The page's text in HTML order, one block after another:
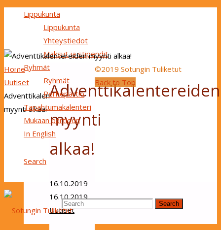
Lippukunta
Lippukunta
Yhteystiedot
Maksut ja stipendit
Ryhmät
Ryhmät
Perhepartio
Tapahtumakalenteri
Mukaan partioon
In English
Search
Search
Home
Uutiset
Adventtikalentereiden
myynti alkaa!
Adventtikalentereiden
myynti
alkaa!
16.10.2019
16.10.2019
Uutiset
©2019 Sotungin Tuliketut
Back to Top